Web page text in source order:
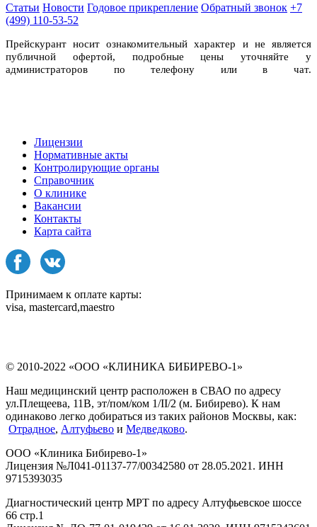
Статьи Новости Годовое прикрепление Обратный звонок +7
(499) 110-53-52
Прейскурант носит ознакомительный характер и не является
публичной офертой, подробные цены уточняйте у
администраторов по телефону или в чат.
Лицензии
Нормативные акты
Контролирующие органы
Справочник
О клинике
Вакансии
Контакты
Карта сайта
Принимаем к оплате карты:
visa, mastercard,maestro
© 2010-2022 «ООО «КЛИНИКА БИБИРЕВО-1»
Наш медицинский центр расположен в СВАО по адресу
ул.Плещеева, 11В, эт/пом/ком 1/II/2 (м. Бибирево). К нам
одинаково легко добираться из таких районов Москвы, как:
Отрадное, Алтуфьево и Медведково.
ООО «Клиника Бибирево-1»
Лицензия №Л041-01137-77/00342580 от 28.05.2021. ИНН
9715393035
Диагностический центр МРТ по адресу Алтуфьевское шоссе
66 стр.1